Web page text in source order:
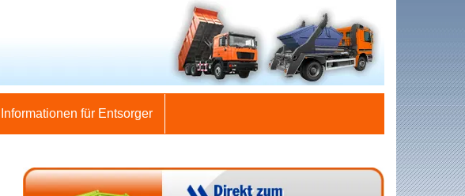
Informationen für Entsorger